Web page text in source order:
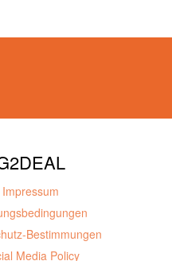
Impressum
Bestimmungen
Media Policy